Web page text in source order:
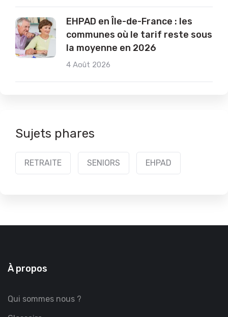
EHPAD en Île-de-France : les
communes où le tarif reste sous
la moyenne en 2026
4 Août 2026
Sujets phares
RETRAITE SENIORS EHPAD
À propos
Qui sommes nous ?